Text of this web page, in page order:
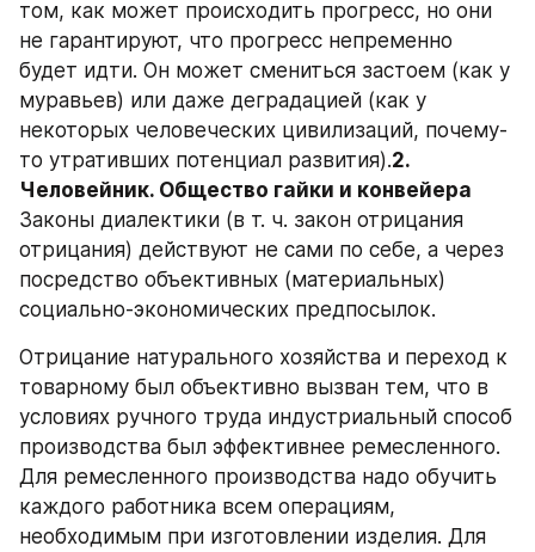
том, как может происходить прогресс, но они
не гарантируют, что прогресс непременно
будет идти. Он может смениться застоем (как у
муравьев) или даже деградацией (как у
некоторых человеческих цивилизаций, почему-
то утративших потенциал развития).2.
Человейник. Общество гайки и конвейера
Законы диалектики (в т. ч. закон отрицания
отрицания) действуют не сами по себе, а через
посредство объективных (материальных)
социально-экономических предпосылок.
Отрицание натурального хозяйства и переход к
товарному был объективно вызван тем, что в
условиях ручного труда индустриальный способ
производства был эффективнее ремесленного.
Для ремесленного производства надо обучить
каждого работника всем операциям,
необходимым при изготовлении изделия. Для